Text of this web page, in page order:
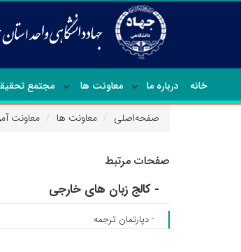
خانه درباره ما معاونت ها مجتمع
صفحه‌اصلی معاونت ها معاونت
صفحات مرتبط
- کالج زبان های خارجی
- دپارتمان ترجمه